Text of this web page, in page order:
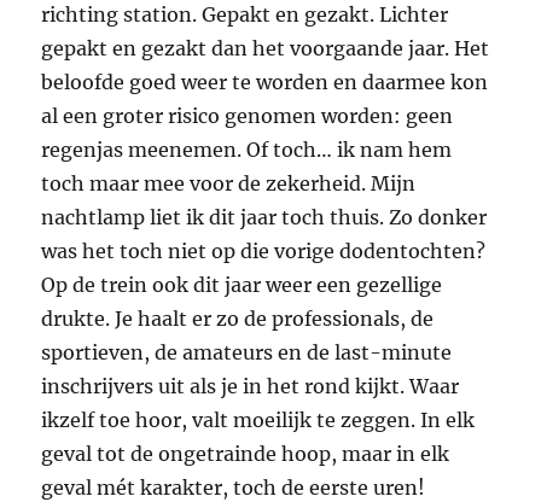
richting station. Gepakt en gezakt. Lichter
gepakt en gezakt dan het voorgaande jaar. Het
beloofde goed weer te worden en daarmee kon
al een groter risico genomen worden: geen
regenjas meenemen. Of toch… ik nam hem
toch maar mee voor de zekerheid. Mijn
nachtlamp liet ik dit jaar toch thuis. Zo donker
was het toch niet op die vorige dodentochten?
Op de trein ook dit jaar weer een gezellige
drukte. Je haalt er zo de professionals, de
sportieven, de amateurs en de last-minute
inschrijvers uit als je in het rond kijkt. Waar
ikzelf toe hoor, valt moeilijk te zeggen. In elk
geval tot de ongetrainde hoop, maar in elk
geval mét karakter, toch de eerste uren!